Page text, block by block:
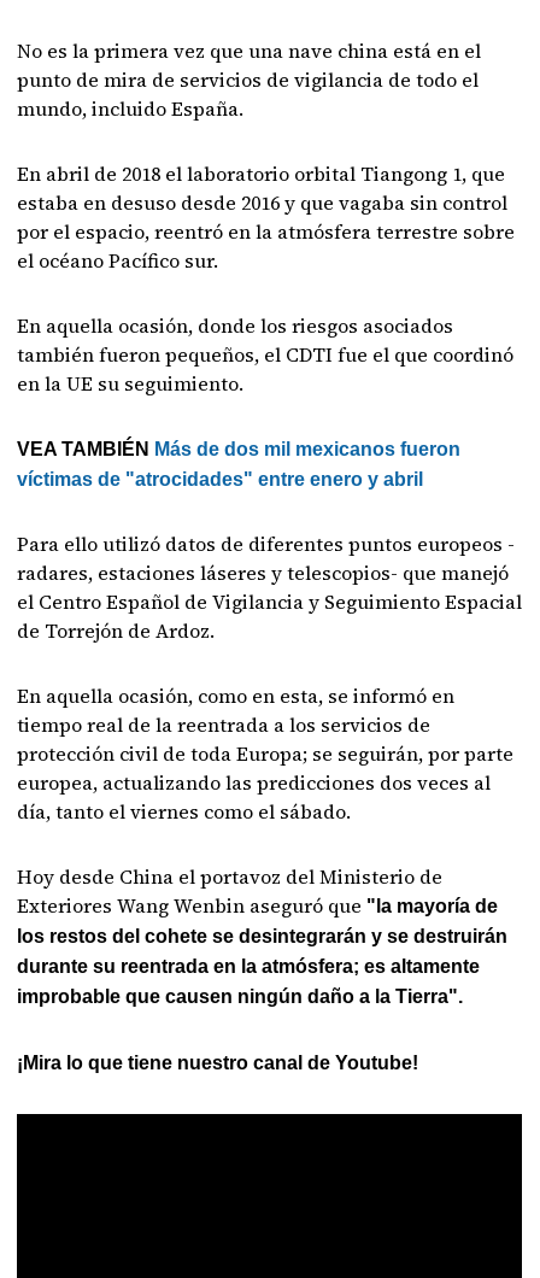
No es la primera vez que una nave china está en el
punto de mira de servicios de vigilancia de todo el
mundo, incluido España.
En abril de 2018 el laboratorio orbital Tiangong 1, que
estaba en desuso desde 2016 y que vagaba sin control
por el espacio, reentró en la atmósfera terrestre sobre
el océano Pacífico sur.
En aquella ocasión, donde los riesgos asociados
también fueron pequeños, el CDTI fue el que coordinó
en la UE su seguimiento.
VEA TAMBIÉN Más de dos mil mexicanos fueron
víctimas de "atrocidades" entre enero y abril
Para ello utilizó datos de diferentes puntos europeos -
radares, estaciones láseres y telescopios- que manejó
el Centro Español de Vigilancia y Seguimiento Espacial
de Torrejón de Ardoz.
En aquella ocasión, como en esta, se informó en
tiempo real de la reentrada a los servicios de
protección civil de toda Europa; se seguirán, por parte
europea, actualizando las predicciones dos veces al
día, tanto el viernes como el sábado.
Hoy desde China el portavoz del Ministerio de
Exteriores Wang Wenbin aseguró que "la mayoría de
los restos del cohete se desintegrarán y se destruirán
durante su reentrada en la atmósfera; es altamente
improbable que causen ningún daño a la Tierra".
¡Mira lo que tiene nuestro canal de Youtube!